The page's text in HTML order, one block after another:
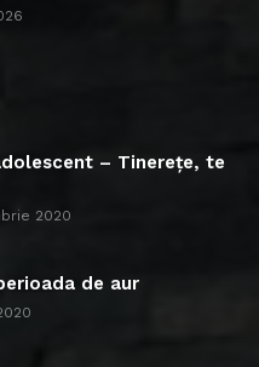
– Tinerețe, te
2020
de aur